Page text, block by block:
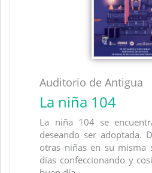
Auditorio de Antigua
La niña 104
La niña 104 se
deseando ser adopta­da.
otras niñas en su misma
días confeccionando y